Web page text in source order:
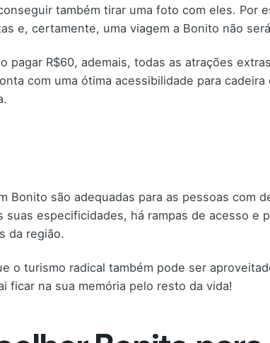
também tirar uma foto com eles. Por
e, certamente, uma viagem a Bonito não
pagar R$60, ademais, todas as atrações
com uma ótima acessibilidade para
Bonito são adequadas para as pessoas com
suas especificidades, há rampas de acesso e
da região.
o turismo radical também pode ser
ficar na sua memória pelo resto da vida!